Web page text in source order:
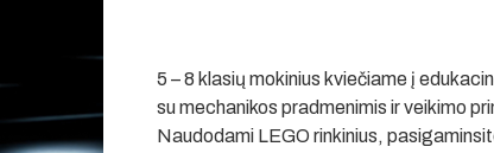
5 – 8 klasių mokinius kviečiame į
su mechanikos pradmenimis ir veikimo
Naudodami LEGO rinkinius,